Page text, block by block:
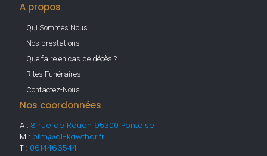
A propos
Qui Sommes Nous
Nos prestations
Que faire en cas de décès ?
Rites Funéraires
Contactez-Nous
Nos coordonnées
A : 8 rue de Rouen 95300 Pontoise
M : pfm@al-kawthar.fr
T : 0614466544